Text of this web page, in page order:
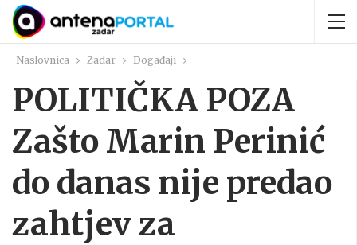
Naslovnica Zadar Događaji
POLITIČKA POZA
Zašto Marin Perinić
do danas nije predao
zahtjev za